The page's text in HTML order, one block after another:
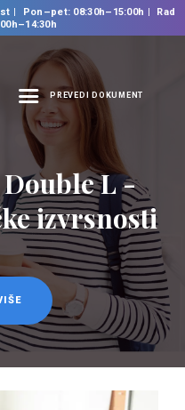
Pon–pet: 08:30h–15:00h
Rad
PREVEDI DOKUMENT
BIRO
L -
izvrsnosti